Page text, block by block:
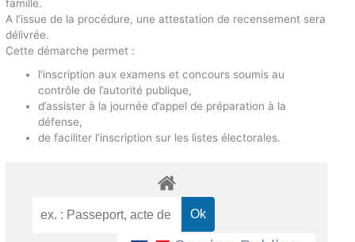
famille.
A l’issue de la procédure, une attestation de recensement sera
délivrée.
Cette démarche permet :
l’inscription aux examens et concours soumis au
contrôle de l’autorité publique,
d’assister à la journée d’appel de préparation à la
défense,
de faciliter l’inscription sur les listes électorales.